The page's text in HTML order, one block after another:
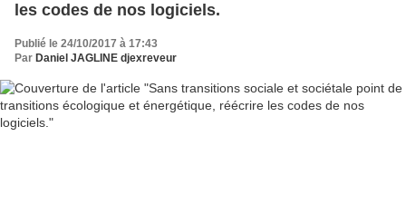
les codes de nos logiciels.
Publié le 24/10/2017 à 17:43
Par Daniel JAGLINE djexreveur